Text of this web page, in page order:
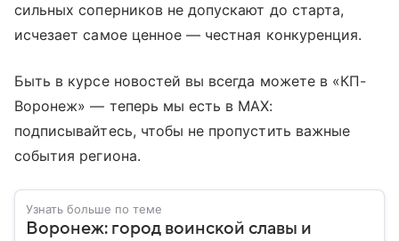
сильных соперников не допускают до старта,
исчезает самое ценное — честная конкуренция.
Быть в курсе новостей вы всегда можете в «КП-
Воронеж» — теперь мы есть в МАХ:
подписывайтесь, чтобы не пропустить важные
события региона.
Узнать больше по теме
Воронеж: город воинской славы и